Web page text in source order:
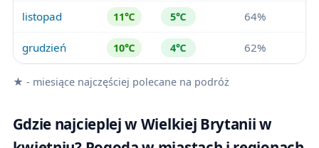
listopad 11℃ 5℃ 64%
grudzień 10℃ 4℃ 62%
★ - miesiące najczęściej polecane na podróż
Gdzie najcieplej w Wielkiej Brytanii w